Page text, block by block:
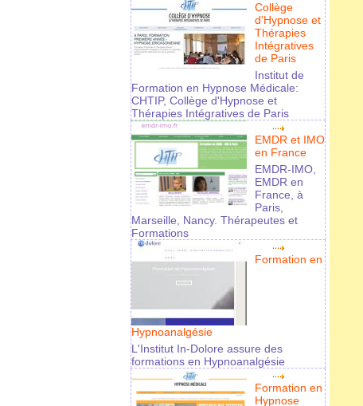
Collège
d'Hypnose et
Thérapies
Intégratives
de Paris
Institut de
Formation en Hypnose Médicale:
CHTIP, Collège d'Hypnose et
Thérapies Intégratives de Paris
EMDR et IMO
en France
EMDR-IMO,
EMDR en
France, à
Paris,
Marseille, Nancy. Thérapeutes et
Formations
Formation en
Hypnoanalgésie
L'Institut In-Dolore assure des
formations en Hypnoanalgésie
Formation en
Hypnose